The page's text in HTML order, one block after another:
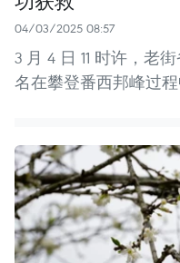
04/03/2025 08:57
3 月 4 日 11 时许，老
名在攀登番西邦峰过